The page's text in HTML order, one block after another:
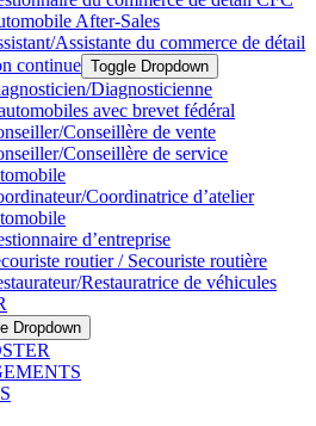
After-Sales
Assistante du commerce de détail
continue Toggle Dropdown
Diagnosticienne
avec brevet fédéral
Conseillère de vente
Conseillère de service
Coordinatrice d’atelier
d’entreprise
routier / Secouriste routière
Restauratrice de véhicules
Dropdown